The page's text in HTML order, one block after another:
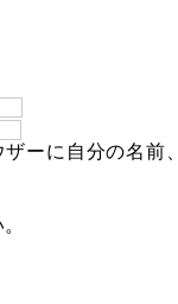
ーに自分の名前